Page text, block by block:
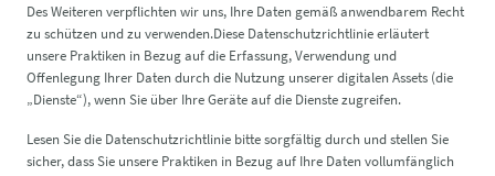
Des Weiteren verpflichten wir uns, Ihre Daten gemäß anwendbarem Recht
zu schützen und zu verwenden.Diese Datenschutzrichtlinie erläutert
unsere Praktiken in Bezug auf die Erfassung, Verwendung und
Offenlegung Ihrer Daten durch die Nutzung unserer digitalen Assets (die
„Dienste“), wenn Sie über Ihre Geräte auf die Dienste zugreifen.
Lesen Sie die Datenschutzrichtlinie bitte sorgfältig durch und stellen Sie
sicher, dass Sie unsere Praktiken in Bezug auf Ihre Daten vollumfänglich